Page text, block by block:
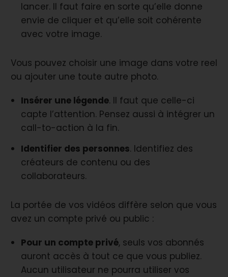
lancer. Il faut faire en sorte qu’elle donne
envie de cliquer et qu’elle soit cohérente
avec votre image.
Vous pouvez choisir une image dans votre reel
ou ajouter une toute autre photo.
Insérer une légende. Il faut que celle-ci
capte l’attention. Pensez aussi à intégrer un
call-to-action à la fin.
Identifier des personnes. Identifiez des
créateurs de contenu ou des
collaborateurs.
La portée de vos vidéos diffère selon que vous
avez un compte privé ou public :
Pour un compte privé, seuls vos abonnés
auront accès à tout ce que vous publiez.
Aucun utilisateur ne pourra utiliser vos